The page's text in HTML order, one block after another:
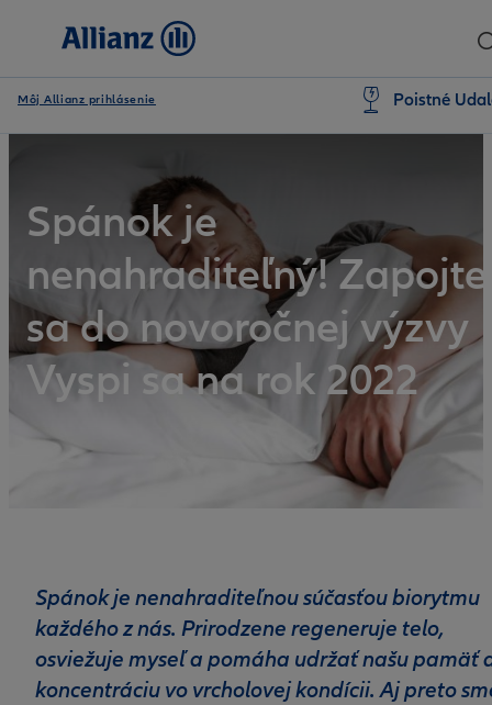
Môj Allianz prihlásenie Poistné
Spánok je
nenahraditeľný! Zapojte
sa do novoročnej výzvy
Vyspi sa na rok 2022
Spánok je nenahraditeľnou súčasťou biorytmu
každého z nás. Prirodzene regeneruje telo,
osviežuje myseľ a pomáha udržať našu pamäť
koncentráciu vo vrcholovej kondícii. Aj preto